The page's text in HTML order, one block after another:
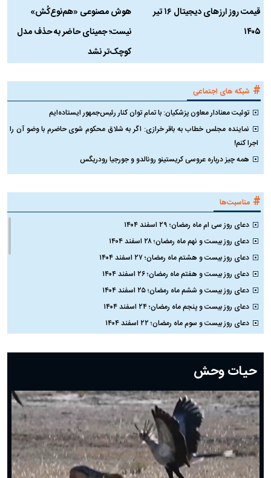
قیمت روز ارز‌های دیجیتال ۱۶ تیر
۱۴۰۵
هوش مصنوعی «هم‌نوع‌کُش»
نیست؛ جمینای حاضر به حذف مدل
کوچک‌تر نشد
# شبکه های اجتماعی
توئیت معنادار معاون پزشکیان: با تمام توان کنار رئیس‌جمهور ایستاده‌ایم
نماینده مجلس خطاب به باقر خرازی: اگر به شلاق محکوم شوی حاضرم با وضو آن را
اجرا کنم!
همه چیز درباره عروسی کریستینو رونالدو و جورجیا رودریگس
# مناسبت‌ها
دعای روز سی ام ماه رمضان؛ ۲۹ اسفند ۱۴۰۴
دعای روز بیست و نهم ماه رمضان؛ ۲۸ اسفند ۱۴۰۴
دعای روز بیست و هشتم ماه رمضان؛ ۲۷ اسفند ۱۴۰۴
دعای روز بیست و هفتم ماه رمضان؛ ۲۶ اسفند ۱۴۰۴
دعای روز بیست و ششم ماه رمضان؛ ۲۵ اسفند ۱۴۰۴
دعای روز بیست و پنجم ماه رمضان؛ ۲۴ اسفند ۱۴۰۴
دعای روز بیست و سوم ماه رمضان؛ ۲۲ اسفند ۱۴۰۴
دعای روز بیستم ماه رمضان؛ ۱۹ اسفند ۱۴۰۴
دعای روز هشتم ماه مبارک رمضان؛ ۷ اسفند ماه ۱۴۰۴
دعای روز هفتم ماه رمضان؛ ۶ اسفند ۱۴۰۴
دعای روز ششم ماه رمضان؛ ۵ اسفند ۱۴۰۴
دعای روز پنجم ماه رمضان؛ ۴ اسفند ۱۴۰۴
دعای روز چهارم ماه مبارک رمضان؛ ۳ اسفند ۱۴۰۴
دعای روز سوم ماه مبارک رمضان؛ ۱۴ اسفند ۱۴۰۴
دعای روز دوم ماه مبارک رمضان ۱ اسفند ماه ۱۴۰۴
حیات وحش